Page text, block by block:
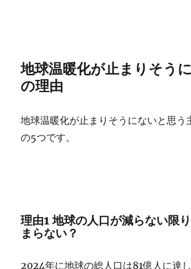
地球温暖化が止まりそう
の理由
地球温暖化が止まりそうにないと思う
の5つです。
理由1 地球の人口が減らない限
まらない？
2024年に地球の総人口は81億人に達